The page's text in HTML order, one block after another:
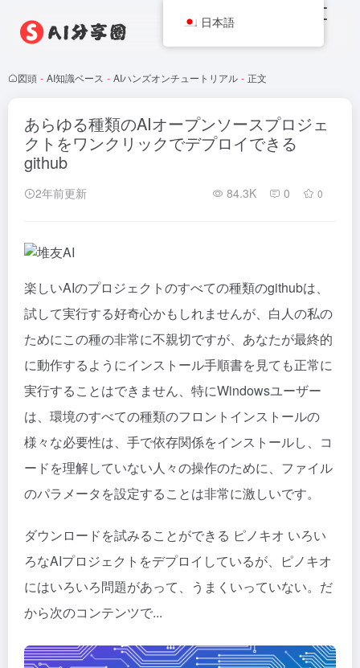
図頭 - AI知識ベース - AIハンズオンチュートリアル - 正文
あらゆる種類のAIオープンソースプロジェ
クトをワンクリックでデプロイできる
github
2年前更新 84.3K 0 0
楽しいAIのプロジェクトのすべての種類のgithubは、
試して実行する好奇心かもしれませんが、白人の私の
ためにこの種の非常に不親切ですが、あなたが最終的
に動作するようにインストール手順書を見ても正常に
実行することはできません、特にWindowsユーザー
は、環境のすべての種類のフロントインストールの
様々な必要性は、手で依存関係をインストールし、コ
ードを理解していない人々の操作のために、ファイル
のパラメータを設定することは非常に激しいです。
ダウンロードを試みることができる ピノキオ いろい
ろなAIプロジェクトをデプロイしているが、ピノキオ
にはいろいろ問題があって、うまくいっていない。だ
から次のコンテンツで...
日本語